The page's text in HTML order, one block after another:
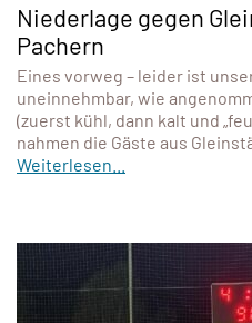
Niederlage gegen
Pachern
Eines vorweg – leider ist
uneinnehmbar, wie
(zuerst kühl, dann kalt und
nahmen die Gäste aus
Weiterlesen...